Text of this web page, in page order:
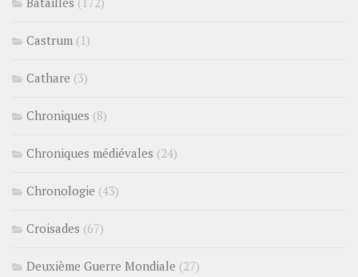
Castrum (1)
Cathare (3)
Chroniques (8)
Chroniques médiévales (24)
Chronologie (43)
Croisades (67)
Deuxième Guerre Mondiale (27)